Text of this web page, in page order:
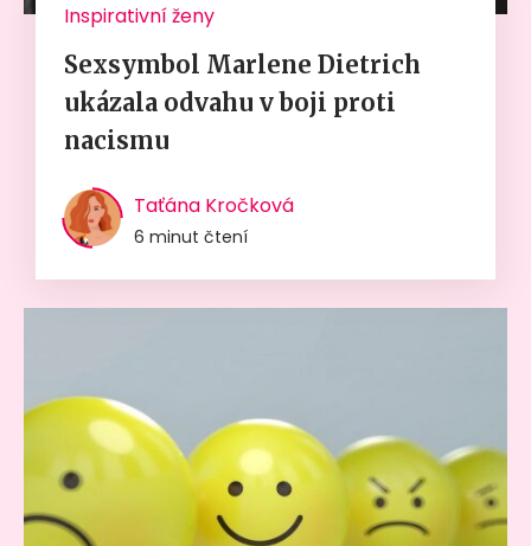
Inspirativní ženy
Sexsymbol Marlene Dietrich
ukázala odvahu v boji proti
nacismu
Taťána Kročková
6 minut čtení